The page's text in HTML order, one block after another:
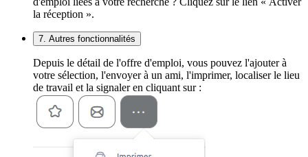
la réception ».
7. Autres fonctionnalités
Depuis le détail de l'offre d'emploi, vous pouvez l'ajouter à
votre sélection, l'envoyer à un ami, l'imprimer, localiser le lieu
de travail et la signaler en cliquant sur :